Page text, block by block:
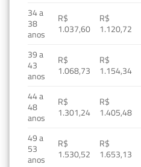
34 a
38
anos
R$
1.037,60
R$
1.120,72
39 a
43
anos
R$
1.068,73
R$
1.154,34
44 a
48
anos
R$
1.301,24
R$
1.405,48
49 a
53
anos
R$
1.530,52
R$
1.653,13